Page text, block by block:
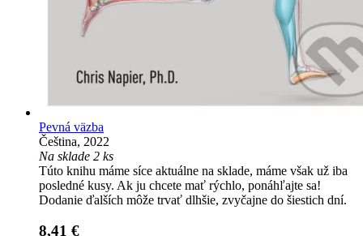
Pevná väzba
Čeština, 2022
Na sklade 2 ks
Túto knihu máme síce aktuálne na sklade, máme však už iba
posledné kusy. Ak ju chcete mať rýchlo, ponáhľajte sa!
Dodanie ďalších môže trvať dlhšie, zvyčajne do šiestich dní.
8,41 €